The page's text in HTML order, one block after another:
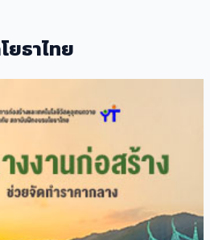
ยธาไทย